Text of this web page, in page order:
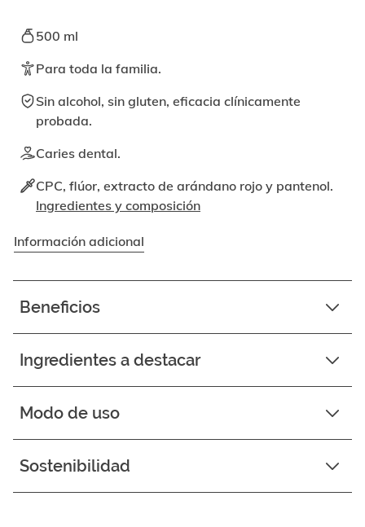
reproducir
correspondiente.
500 ml
Para toda la familia.
Sin alcohol, sin gluten, eficacia clínicamente
probada.
Caries dental.
CPC, flúor, extracto de arándano rojo y pantenol.
Ingredientes y composición
Información adicional
Beneficios
Ingredientes a destacar
Modo de uso
Sostenibilidad